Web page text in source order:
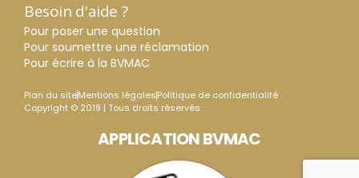
Besoin d'aide ?
Pour poser une question
Pour soumettre une réclamation
Pour écrire à la BVMAC
Plan du siteMentions légalesPolitique de confidentialité
Copyright © 2019 | Tous droits réservés.
APPLICATION BVMAC